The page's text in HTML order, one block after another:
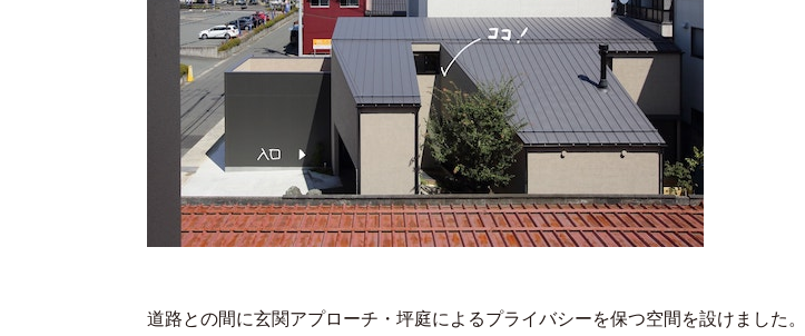
道路との間に玄関アプローチ・坪庭によるプライバシーを保つ空間を設けました。